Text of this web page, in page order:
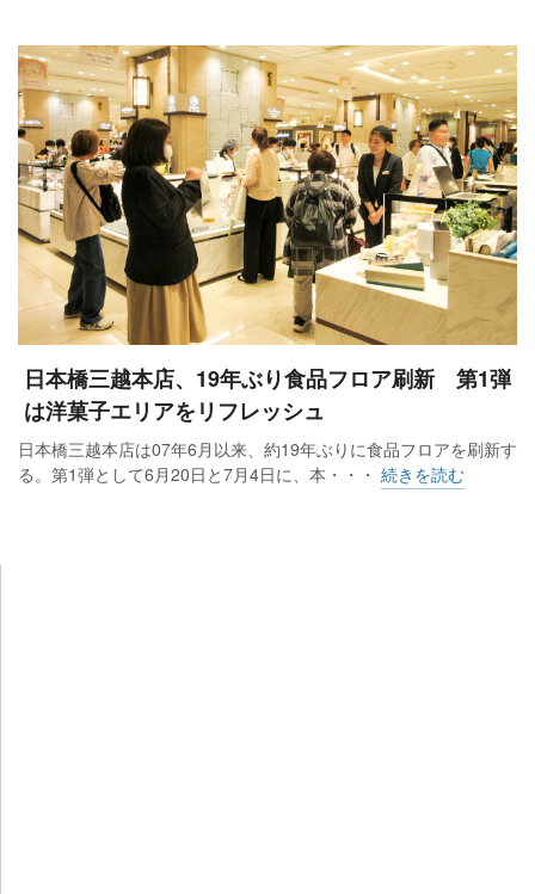
日本橋三越本店、19年ぶり食品フロア刷新 第1弾
は洋菓子エリアをリフレッシュ
日本橋三越本店は07年6月以来、約19年ぶりに食品フロアを刷新す
る。第1弾として6月20日と7月4日に、本・・・ 続きを読む